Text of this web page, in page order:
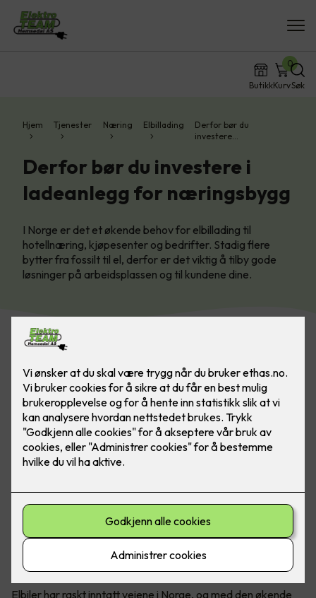
ButikkKurv
0
Søk
Hjem Tjenester Næring Elbillading
Derfor bør du
investere…
Derfor bør du investere i
ladeanlegg for næringsbygg
I Norge er det et økende behov for elbillading til
hotellnæring, kjøpesenter og bedrifter. Stadig flere
bytter fra fossilt til el, derfor er det viktig å tilby gode
løsninger på arbeidsplassen og til kundene dine.
enklere ved å installere ladeanlegg på arbeidsplassen.
Foto: Marthe Thu (Zaptec)
Utskifting til elbiler
Elbiler har raskt inntatt veiene i Norge, og med den økende